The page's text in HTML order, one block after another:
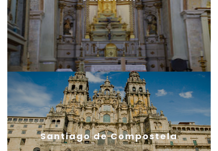
Santiago de Compostela